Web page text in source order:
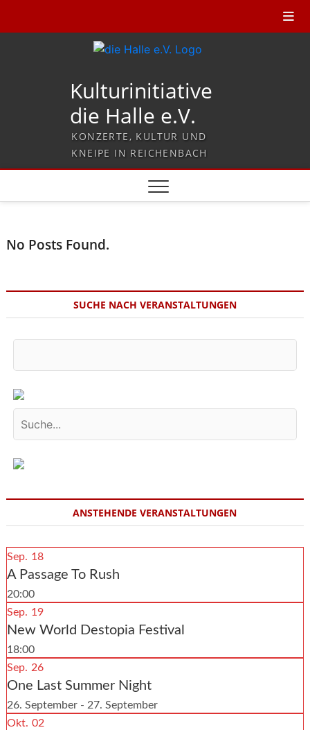
Kulturinitiative
die Halle e.V.
KONZERTE, KULTUR UND
KNEIPE IN REICHENBACH
No Posts Found.
SUCHE NACH VERANSTALTUNGEN
ANSTEHENDE VERANSTALTUNGEN
Sep. 18
A Passage To Rush
20:00
Sep. 19
New World Destopia Festival
18:00
Sep. 26
One Last Summer Night
26. September - 27. September
Okt. 02